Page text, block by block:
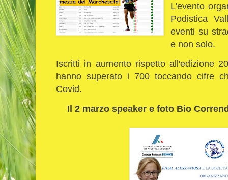
L'evento
Podistica
eventi su
e non solo.
Iscritti in aumento rispetto all'edizione
hanno superato i 700 toccando cifre
Covid.
Il 2 marzo speaker e foto Bio